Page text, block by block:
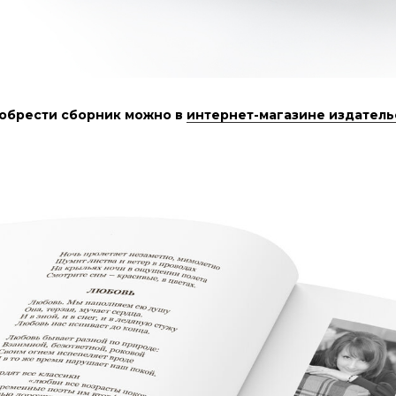
сборник можно в интернет-магазине